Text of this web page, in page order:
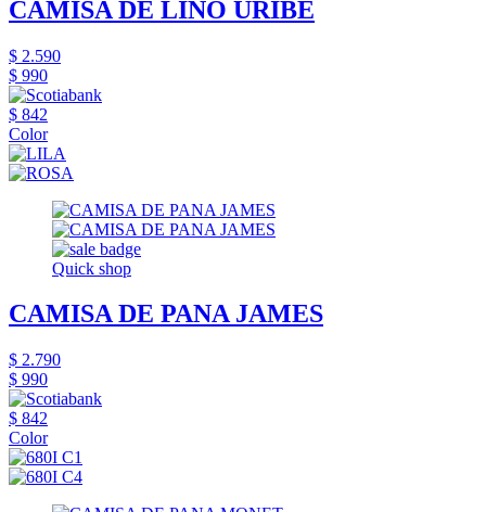
CAMISA DE LINO URIBE
$ 2.590
$ 990
$ 842
Color
Quick shop
CAMISA DE PANA JAMES
$ 2.790
$ 990
$ 842
Color